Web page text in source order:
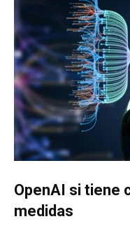
OpenAI si tiene
medidas